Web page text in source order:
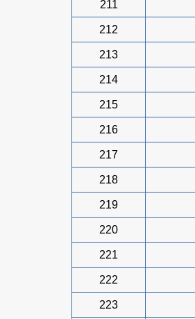
211
212
213
214
215
216
217
218
219
220
221
222
223